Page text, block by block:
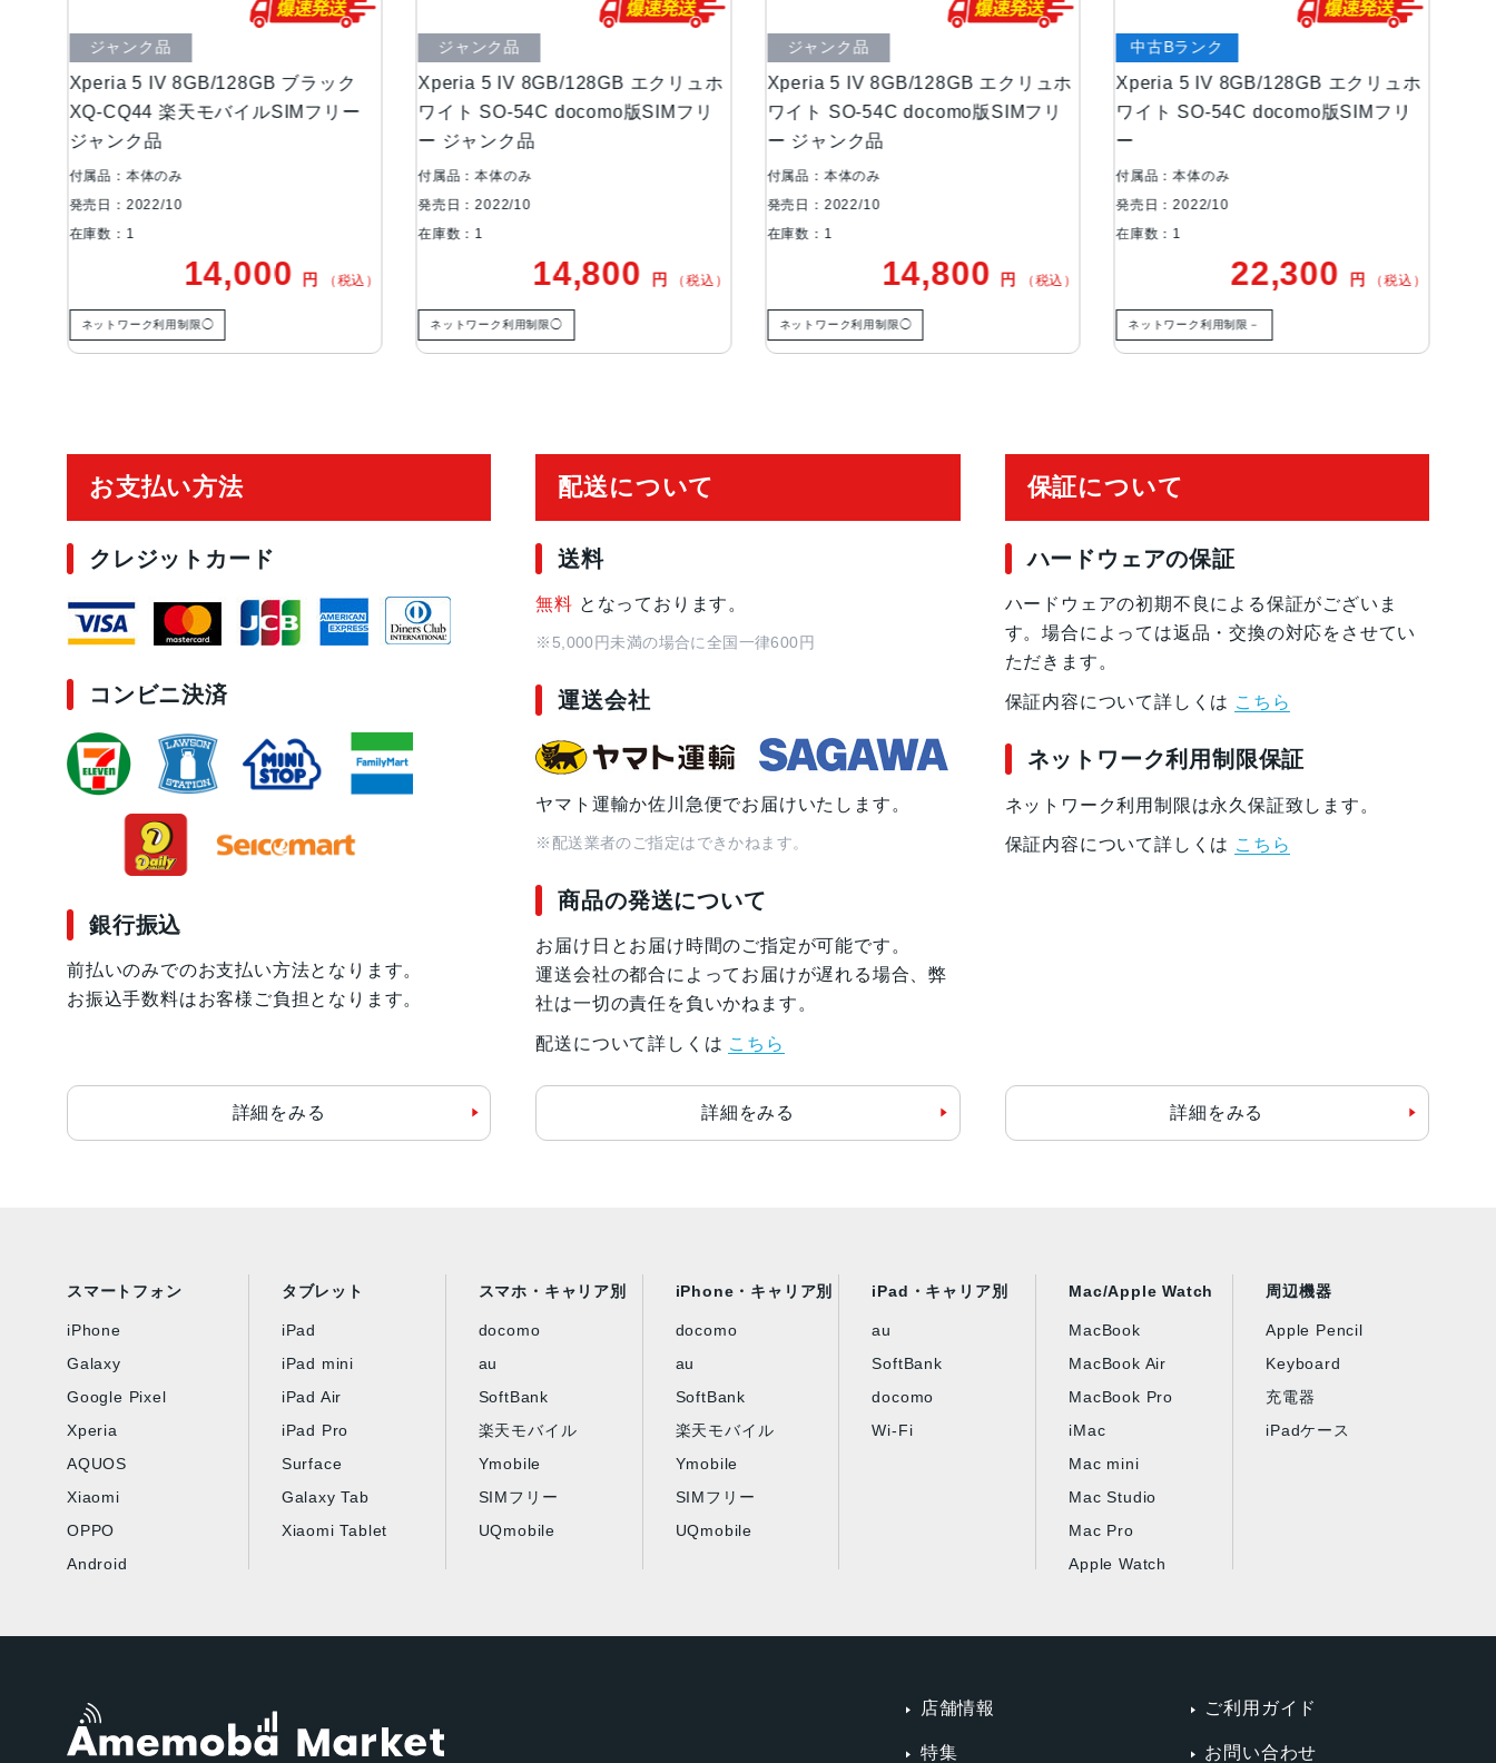
24mm(広角)：約1220万画素
60mm(望遠)：約1220万画素
インカメラ 約1220万画素
内蔵メモリ
ROM：128GB、256GB
RAM：8GB
バッテリー容量
認証機能
8GB/128GB ブラック
天モバイルSIMフリー
（税込）
Xperia 5 IV 8GB/128GB エクリュホ
ワイト SO-54C docomo版SIMフリ
（税込）
Xperia 5 IV 8GB/128GB エクリュホ
ワイト SO-54C docomo版SIMフリ
（税込）
Xperia 5 IV 8GB/128GB エクリュホ
ワイト SO-54C docomo版SIMフリ
（税込）
Xperia 5 IV 8GB/
ワイト SO-54C
お支払い方法
クレジットカード
コンビニ決済
銀行振込
前払いのみでのお支払い方法となります。
お振込手数料はお客様ご負担となります。
詳細をみる
配送について
送料
無料 となっております。
※5,000円未満の場合に全国一律600円
運送会社
ヤマト運輸か佐川急便でお届けいたします。
※配送業者のご指定はできかねます。
商品の発送について
お届け日とお届け時間のご指定が可能です。
運送会社の都合によってお届けが遅れる場合、弊
社は一切の責任を負いかねます。
配送について詳しくは こちら
詳細をみる
保証について
ハードウェアの保証
ハードウェアの初期不良による保証がございま
す。場合によっては返品・交換の対応をさせてい
ただきます。
保証内容について詳しくは こちら
ネットワーク利用制限保証
ネットワーク利用制限は永久保証致します。
保証内容について詳しくは こちら
詳細をみる
スマートフォン
iPhone
Galaxy
Google Pixel
Xperia
AQUOS
Xiaomi
OPPO
Android
タブレット
iPad
iPad mini
iPad Air
iPad Pro
Surface
Galaxy Tab
Xiaomi Tablet
スマホ・キャリア別
docomo
au
SoftBank
楽天モバイル
Ymobile
SIMフリー
UQmobile
iPhone・キャリア別
docomo
au
SoftBank
楽天モバイル
Ymobile
SIMフリー
UQmobile
iPad・キャリア別
au
SoftBank
docomo
Wi-Fi
Mac/Apple Watch
MacBook
MacBook Air
MacBook Pro
iMac
Mac mini
Mac Studio
Mac Pro
Apple Watch
周辺機器
Apple Pencil
Keyboard
充電器
iPadケース
店舗情報
特集
ご利用ガイド
お問い合わせ